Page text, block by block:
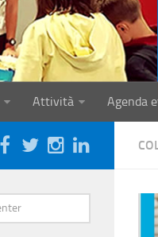
Attività Agenda